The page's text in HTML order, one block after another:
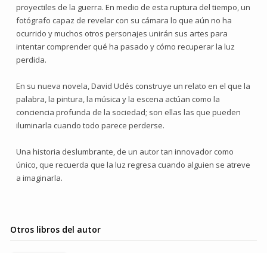
proyectiles de la guerra. En medio de esta ruptura del tiempo, un
fotógrafo capaz de revelar con su cámara lo que aún no ha
ocurrido y muchos otros personajes unirán sus artes para
intentar comprender qué ha pasado y cómo recuperar la luz
perdida.
En su nueva novela, David Uclés construye un relato en el que la
palabra, la pintura, la música y la escena actúan como la
conciencia profunda de la sociedad; son ellas las que pueden
iluminarla cuando todo parece perderse.
Una historia deslumbrante, de un autor tan innovador como
único, que recuerda que la luz regresa cuando alguien se atreve
a imaginarla.
Otros libros del autor